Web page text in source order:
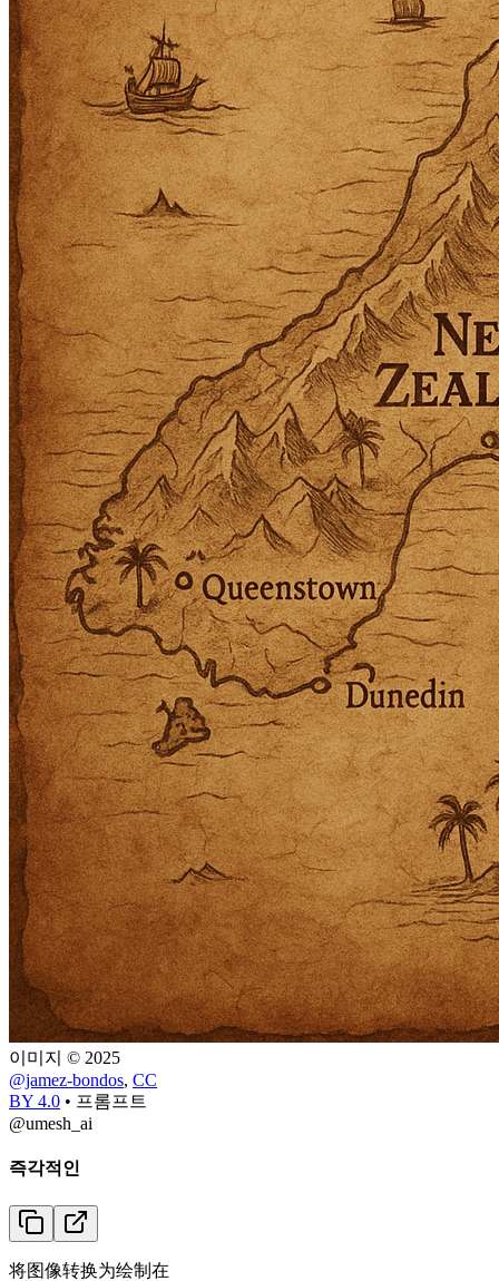
이미지 © 2025
@jamez-bondos, CC
BY 4.0 • 프롬프트
@umesh_ai
즉각적인
将图像转换为绘制在